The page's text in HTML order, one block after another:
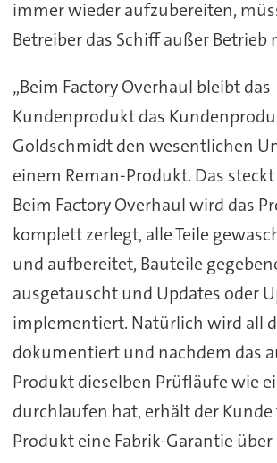
immer wieder aufzubereiten,
Betreiber das Schiff außer Betrieb
„Beim Factory Overhaul bleibt das
Kundenprodukt das
Goldschmidt den wesentlichen
einem Reman-Produkt. Das
Beim Factory Overhaul wird das
komplett zerlegt, alle Teile
und aufbereitet, Bauteile
ausgetauscht und Updates oder
implementiert. Natürlich wird all
dokumentiert und nachdem das
Produkt dieselben Prüfläufe wie
durchlaufen hat, erhält der Kunde
Produkt eine Fabrik-Garantie über